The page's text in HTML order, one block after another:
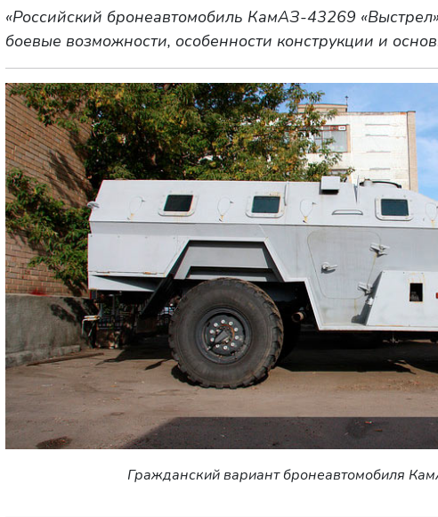
«Российский бронеавтомобиль КамАЗ-43269
боевые возможности, особенности конструкции и
Гражданский вариант бронеавтомобиля